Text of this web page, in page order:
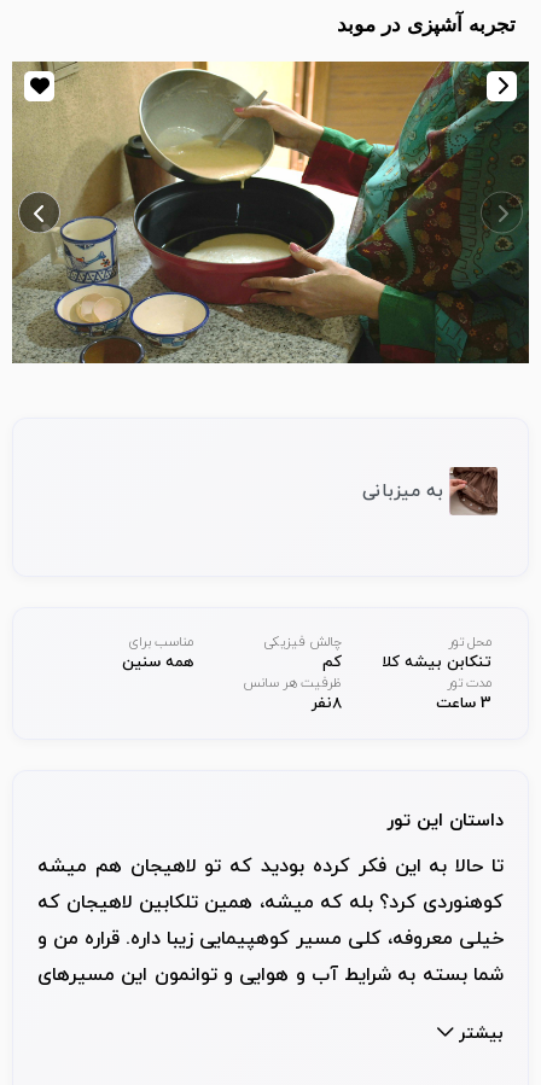
تجربه آشپزی در موبد
به میزبانی
محل تور
تنکابن بیشه کلا
چالش فیزیکی
کم
مناسب برای
همه سنین
مدت تور
3 ساعت
ظرفیت هر سانس
8نفر
داستان این تور
تا حالا به این فکر کرده بودید که تو لاهیجان هم میشه
کوهنوردی کرد؟ بله که میشه، همین تلکابین لاهیجان که
خیلی معروفه، کلی مسیر کوهپیمایی زیبا داره. قراره من و
شما بسته به شرایط آب و هوایی و توانمون این مسیرهای
خنک رد می‌شیم،
بیشتر